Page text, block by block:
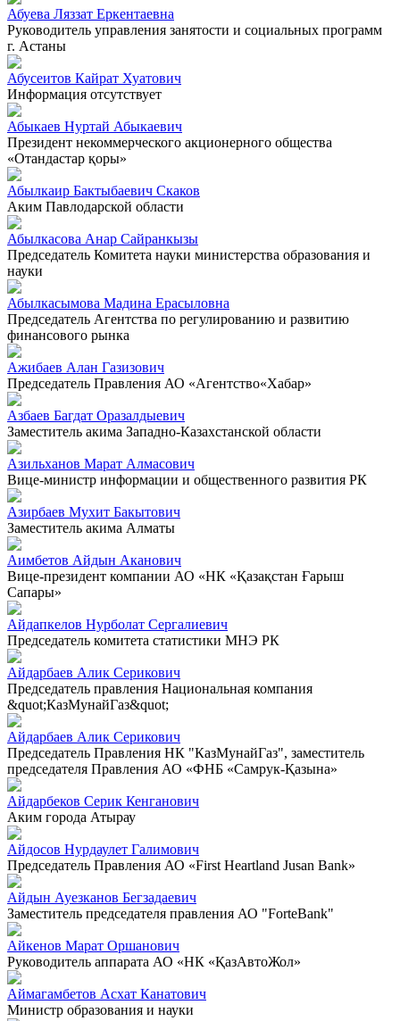
Абуева Ляззат Еркентаевна
Руководитель управления занятости и социальных программ
г. Астаны
Абусеитов Кайрат Хуатович
Информация отсутствует
Абыкаев Нуртай Абыкаевич
Президент некоммерческого акционерного общества
«Отандастар қоры»
Абылкаир Бактыбаевич Скаков
Аким Павлодарской области
Абылкасова Анар Сайранкызы
Председатель Комитета науки министерства образования и
науки
Абылкасымова Мадина Ерасыловна
Председатель Агентства по регулированию и развитию
финансового рынка
Ажибаев Алан Газизович
Председатель Правления АО «Агентство«Хабар»
Азбаев Багдат Оразалдыевич
Заместитель акима Западно-Казахстанской области
Азильханов Марат Алмасович
Вице-министр информации и общественного развития РК
Азирбаев Мухит Бакытович
Заместитель акима Алматы
Аимбетов Айдын Аканович
Вице-президент компании АО «НК «Қазақстан Ғарыш
Сапары»
Айдапкелов Нурболат Сергалиевич
Председатель комитета статистики МНЭ РК
Айдарбаев Алик Серикович
Председатель правления Национальная компания
&quot;КазМунайГаз&quot;
Айдарбаев Алик Серикович
Председатель Правления НК "КазМунайГаз", заместитель
председателя Правления АО «ФНБ «Самрук-Қазына»
Айдарбеков Серик Кенганович
Аким города Атырау
Айдосов Нурдаулет Галимович
Председатель Правления АО «First Heartland Jusan Bank»
Айдын Ауезканов Бегзадаевич
Заместитель председателя правления АО "ForteBank"
Айкенов Марат Оршанович
Руководитель аппарата АО «НК «ҚазАвтоЖол»
Аймагамбетов Асхат Канатович
Министр образования и науки